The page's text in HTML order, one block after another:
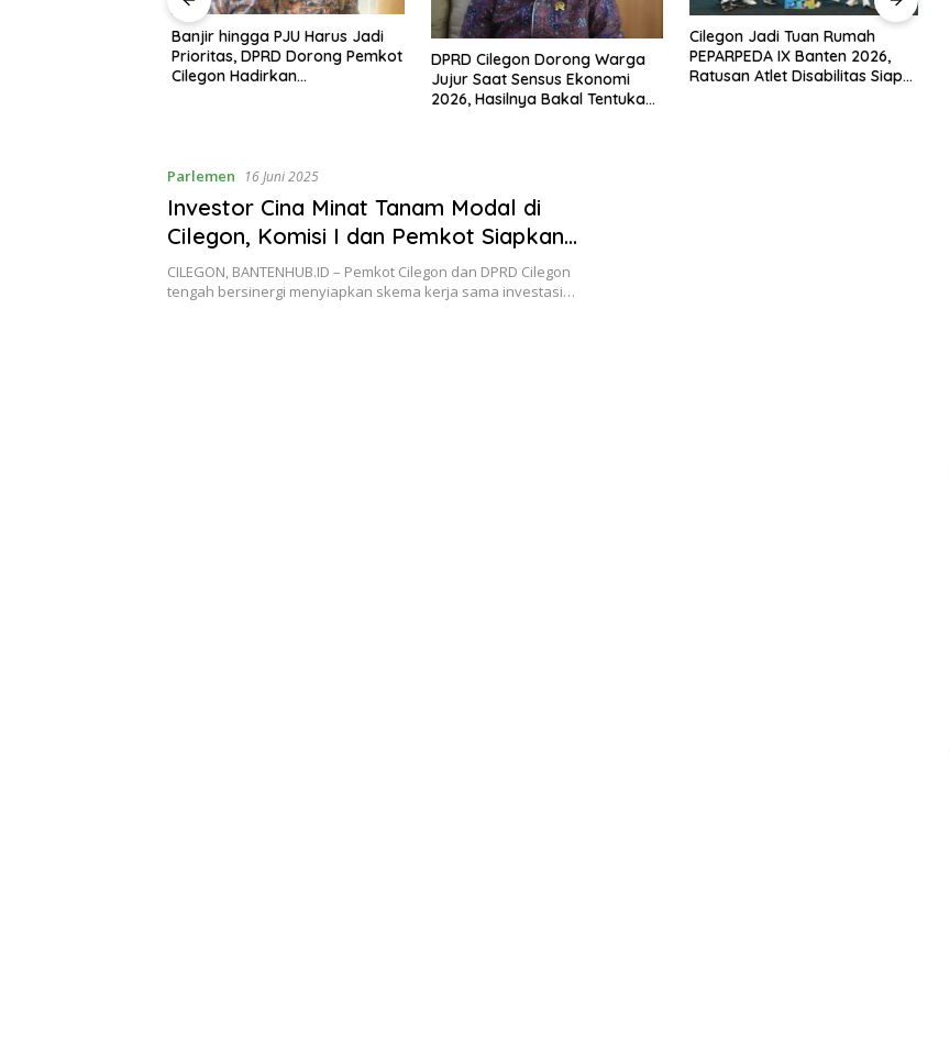
Banjir hingga PJU Harus Jadi
Prioritas, DPRD Dorong Pemkot
Cilegon Hadirkan
DPRD Cilegon Dorong Warga
Jujur Saat Sensus Ekonomi
2026, Hasilnya Bakal Tentukan
Cilegon Jadi Tuan Rumah
PEPARPEDA IX Banten 2026,
Ratusan Atlet Disabilitas Siap
Parlemen 16 Juni 2025
Investor Cina Minat Tanam Modal di
Cilegon, Komisi I dan Pemkot Siapkan
Skema Tukar Guling Aset
CILEGON, BANTENHUB.ID – Pemkot Cilegon dan DPRD Cilegon
tengah bersinergi menyiapkan skema kerja sama investasi…